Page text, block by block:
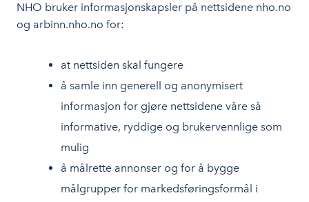
NHO bruker informasjonskapsler på nettsidene nho.no
og arbinn.nho.no for:
at nettsiden skal fungere
å samle inn generell og anonymisert
informasjon for gjøre nettsidene våre så
informative, ryddige og brukervennlige som
mulig
å målrette annonser og for å bygge
målgrupper for markedsføringsformål i